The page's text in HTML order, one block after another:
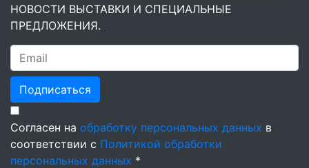
НОВОСТИ ВЫСТАВКИ И СПЕЦИАЛЬНЫЕ
ПРЕДЛОЖЕНИЯ.
Подписаться
Согласен на обработку персональных данных в
соответствии с Политикой обработки
персональных данных *